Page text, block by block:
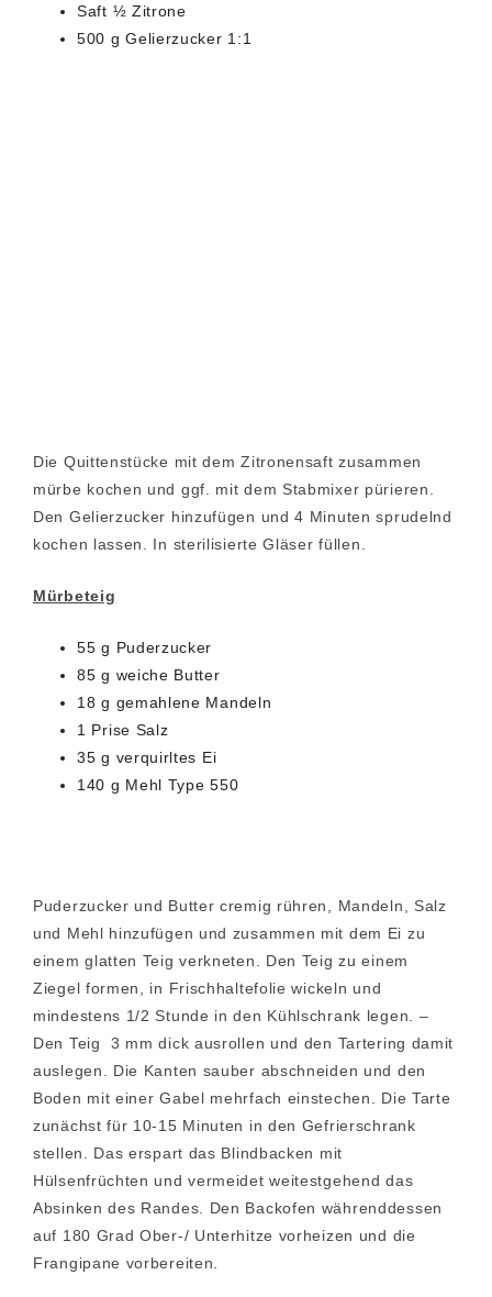
Saft ½ Zitrone
500 g Gelierzucker 1:1
Die Quittenstücke mit dem Zitronensaft zusammen
mürbe kochen und ggf. mit dem Stabmixer pürieren.
Den Gelierzucker hinzufügen und 4 Minuten sprudelnd
kochen lassen. In sterilisierte Gläser füllen.
Mürbeteig
55 g Puderzucker
85 g weiche Butter
18 g gemahlene Mandeln
1 Prise Salz
35 g verquirltes Ei
140 g Mehl Type 550
Puderzucker und Butter cremig rühren, Mandeln, Salz
und Mehl hinzufügen und zusammen mit dem Ei zu
einem glatten Teig verkneten. Den Teig zu einem
Ziegel formen, in Frischhaltefolie wickeln und
mindestens 1/2 Stunde in den Kühlschrank legen. –
Den Teig 3 mm dick ausrollen und den Tartering damit
auslegen. Die Kanten sauber abschneiden und den
Boden mit einer Gabel mehrfach einstechen. Die Tarte
zunächst für 10-15 Minuten in den Gefrierschrank
stellen. Das erspart das Blindbacken mit
Hülsenfrüchten und vermeidet weitestgehend das
Absinken des Randes. Den Backofen währenddessen
auf 180 Grad Ober-/ Unterhitze vorheizen und die
Frangipane vorbereiten.